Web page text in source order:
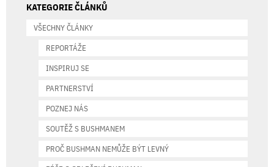
KATEGORIE ČLÁNKŮ
VŠECHNY ČLÁNKY
REPORTÁŽE
INSPIRUJ SE
PARTNERSTVÍ
POZNEJ NÁS
SOUTĚŽ S BUSHMANEM
PROČ BUSHMAN NEMŮŽE BÝT LEVNÝ